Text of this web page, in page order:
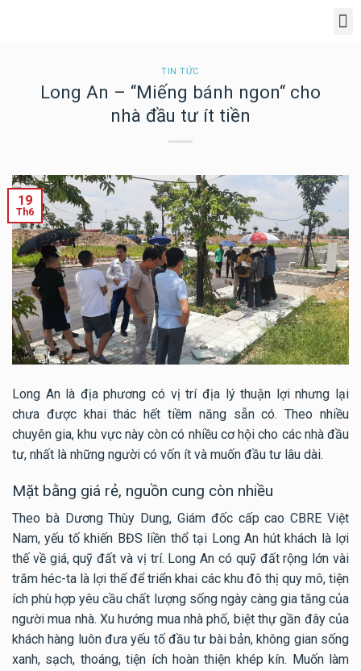
TIN TỨC
Long An – “Miếng bánh ngon“ cho
nhà đầu tư ít tiền
19
Th6
Long An là địa phương có vị trí địa lý thuận lợi nhưng lại
chưa được khai thác hết tiềm năng sẵn có. Theo nhiều
chuyên gia, khu vực này còn có nhiều cơ hội cho các nhà đầu
tư, nhất là những người có vốn ít và muốn đầu tư lâu dài.
Mặt bằng giá rẻ, nguồn cung còn nhiều
Theo bà Dương Thùy Dung, Giám đốc cấp cao CBRE Việt
Nam, yếu tố khiến BĐS liền thổ tại Long An hút khách là lợi
thế về giá, quỹ đất và vị trí. Long An có quỹ đất rộng lớn vài
trăm héc-ta là lợi thế để triển khai các khu đô thị quy mô, tiện
ích phù hợp yêu cầu chất lượng sống ngày càng gia tăng của
người mua nhà. Xu hướng mua nhà phố, biệt thự gần đây của
khách hàng luôn đưa yếu tố đầu tư bài bản, không gian sống
xanh, sạch, thoáng, tiện ích hoàn thiện khép kín. Muốn làm